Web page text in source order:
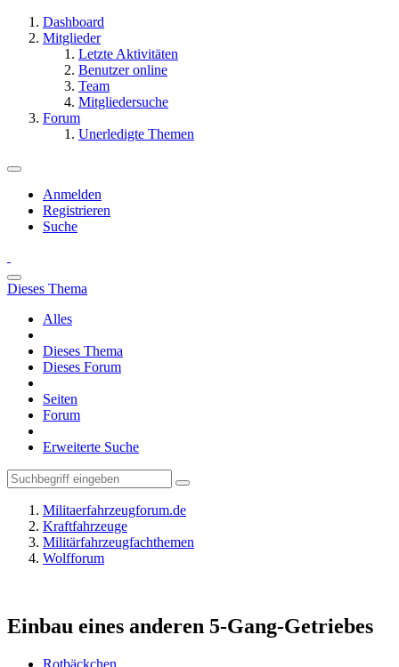
Dashboard
Mitglieder
Letzte Aktivitäten
Benutzer online
Team
Mitgliedersuche
Forum
Unerledigte Themen
Anmelden
Registrieren
Suche
Dieses Thema
Alles
Dieses Thema
Dieses Forum
Seiten
Forum
Erweiterte Suche
Militaerfahrzeugforum.de
Kraftfahrzeuge
Militärfahrzeugfachthemen
Wolfforum
Einbau eines anderen 5-Gang-Getriebes
Rotbäckchen